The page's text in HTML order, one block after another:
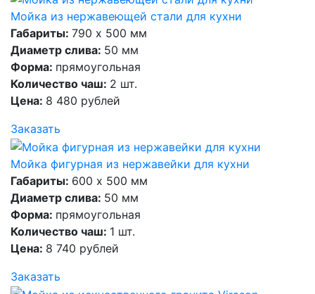
Мойка из нержавеющей стали для кухни
Габариты: 790 х 500 мм
Диаметр слива: 50 мм
Форма: прямоугольная
Количество чаш: 2 шт.
Цена: 8 480 рублей
Заказать
Мойка фигурная из нержавейки для кухни
Габариты: 600 х 500 мм
Диаметр слива: 50 мм
Форма: прямоугольная
Количество чаш: 1 шт.
Цена: 8 740 рублей
Заказать